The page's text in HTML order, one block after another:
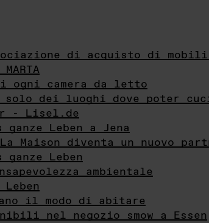
di acquisto di mobili
ogni camera da letto
solo dei luoghi dove poter
- Lisel.de
Leben a Jena
Maison diventa un nuovo
Leben
ambientale
il modo di abitare
nel negozio smow a Essen